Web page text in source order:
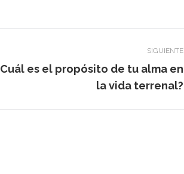
SIGUIENTE
es el propósito de tu alma en
la vida terrenal?